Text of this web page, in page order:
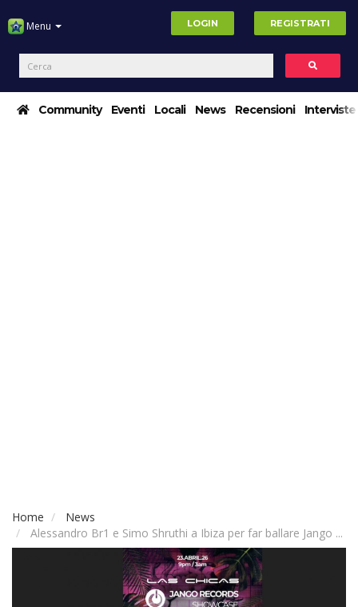
Menu LOGIN REGISTRATI
Community Eventi Locali News Recensioni Interviste
Home
News
Alessandro Br1 e Simo Shruthi a Ibiza per far ballare Jango ...